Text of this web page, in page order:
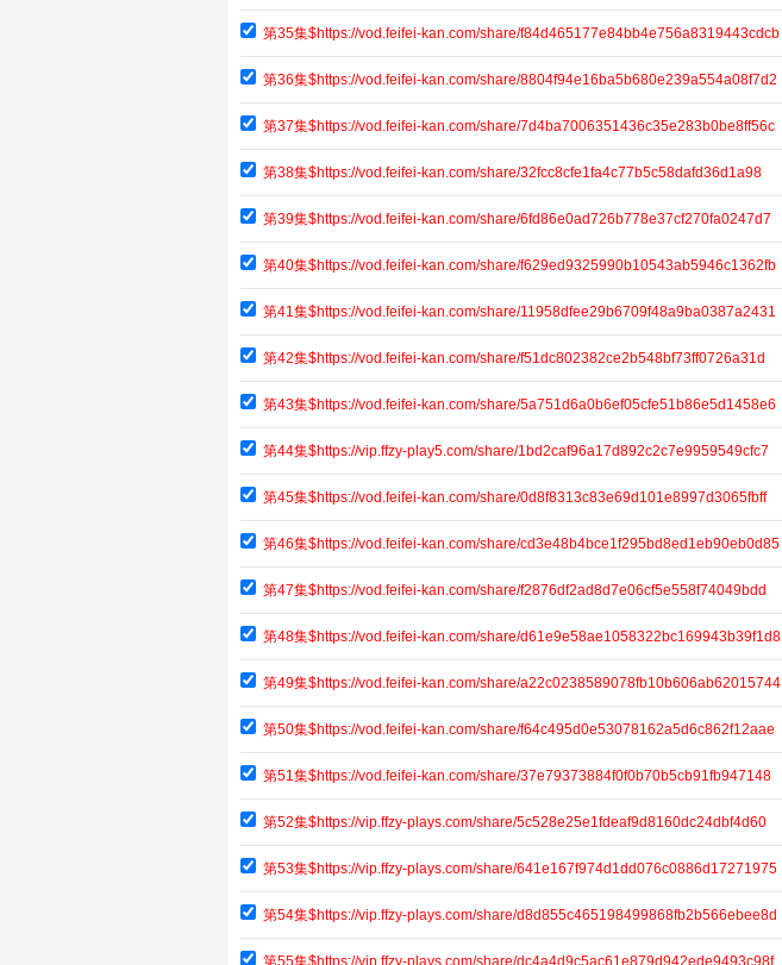
第35集$https://vod.feifei-kan.com/share/f84d465177e84bb4e756a8319443cdcb
第36集$https://vod.feifei-kan.com/share/8804f94e16ba5b680e239a554a08f7d2
第37集$https://vod.feifei-kan.com/share/7d4ba7006351436c35e283b0be8ff56c
第38集$https://vod.feifei-kan.com/share/32fcc8cfe1fa4c77b5c58dafd36d1a98
第39集$https://vod.feifei-kan.com/share/6fd86e0ad726b778e37cf270fa0247d7
第40集$https://vod.feifei-kan.com/share/f629ed9325990b10543ab5946c1362fb
第41集$https://vod.feifei-kan.com/share/11958dfee29b6709f48a9ba0387a2431
第42集$https://vod.feifei-kan.com/share/f51dc802382ce2b548bf73ff0726a31d
第43集$https://vod.feifei-kan.com/share/5a751d6a0b6ef05cfe51b86e5d1458e6
第44集$https://vip.ffzy-play5.com/share/1bd2caf96a17d892c2c7e9959549cfc7
第45集$https://vod.feifei-kan.com/share/0d8f8313c83e69d101e8997d3065fbff
第46集$https://vod.feifei-kan.com/share/cd3e48b4bce1f295bd8ed1eb90eb0d85
第47集$https://vod.feifei-kan.com/share/f2876df2ad8d7e06cf5e558f74049bdd
第48集$https://vod.feifei-kan.com/share/d61e9e58ae1058322bc169943b39f1d8
第49集$https://vod.feifei-kan.com/share/a22c0238589078fb10b606ab62015744
第50集$https://vod.feifei-kan.com/share/f64c495d0e53078162a5d6c862f12aae
第51集$https://vod.feifei-kan.com/share/37e79373884f0f0b70b5cb91fb947148
第52集$https://vip.ffzy-plays.com/share/5c528e25e1fdeaf9d8160dc24dbf4d60
第53集$https://vip.ffzy-plays.com/share/641e167f974d1dd076c0886d17271975
第54集$https://vip.ffzy-plays.com/share/d8d855c465198499868fb2b566ebee8d
第55集$https://vip.ffzy-plays.com/share/dc4a4d9c5ac61e879d942ede9493c98f